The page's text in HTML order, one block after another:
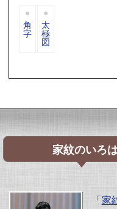
角
字
太
極
図
家紋のいろ
「家